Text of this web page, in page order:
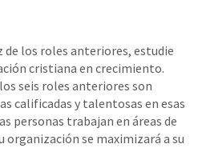
de los roles anteriores, estudie
cristiana en crecimiento.
seis roles anteriores son
calificadas y talentosas en esas
personas trabajan en áreas de
se maximizará a su